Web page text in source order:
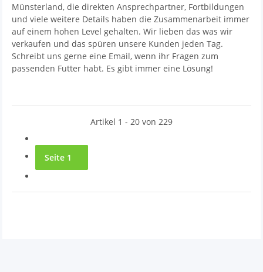
Münsterland, die direkten Ansprechpartner, Fortbildungen
und viele weitere Details haben die Zusammenarbeit immer
auf einem hohen Level gehalten. Wir lieben das was wir
verkaufen und das spüren unsere Kunden jeden Tag.
Schreibt uns gerne eine Email, wenn ihr Fragen zum
passenden Futter habt. Es gibt immer eine Lösung!
Artikel 1 - 20 von 229
Seite 1